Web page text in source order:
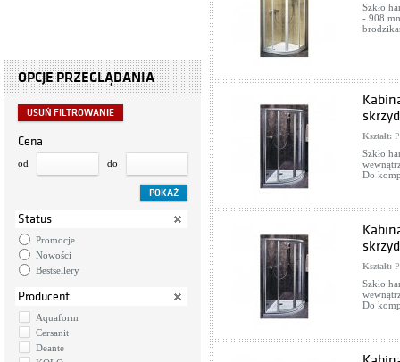
OPCJE PRZEGLĄDANIA
USUŃ FILTROWANIE
Cena
od do
Status
Promocje
Nowości
Bestsellery
Producent
Aquaform
Cersanit
Deante
Szkło
- 908
Kształt:
Szkło
Do
Kształt:
Szkło
Do